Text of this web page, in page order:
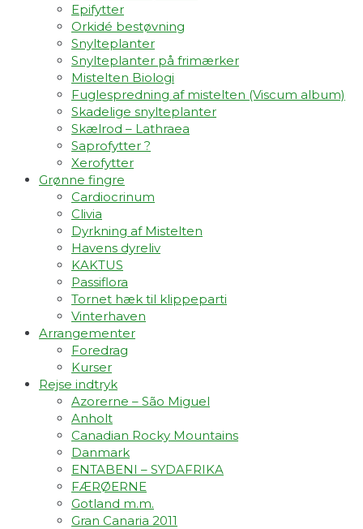
Epifytter
Orkidé bestøvning
Snylteplanter
Snylteplanter på frimærker
Mistelten Biologi
Fuglespredning af mistelten (Viscum album)​
Skadelige snylteplanter
Skælrod – Lathraea
Saprofytter ?
Xerofytter
Grønne fingre
Cardiocrinum
Clivia
Dyrkning af Mistelten
Havens dyreliv
KAKTUS
Passiflora
Tornet hæk til klippeparti
Vinterhaven
Arrangementer
Foredrag
Kurser
Rejse indtryk
Azorerne – São Miguel
Anholt
Canadian Rocky Mountains
Danmark
ENTABENI – SYDAFRIKA
FÆRØERNE
Gotland m.m.
Gran Canaria 2011